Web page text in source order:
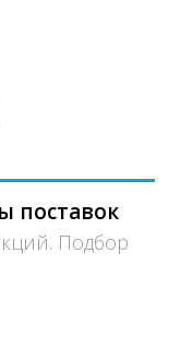
поставок
Подбор